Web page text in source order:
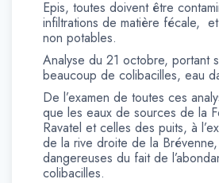
Epis, toutes doivent être
infiltrations de matière fécale,
non potables.
Analyse du 21 octobre, portant
beaucoup de colibacilles, eau
De l’examen de toutes ces
que les eaux de sources de la
Ravatel et celles des puits, à
de la rive droite de la
dangereuses du fait de
colibacilles.